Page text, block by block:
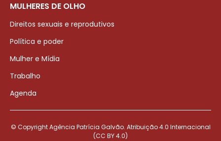
MULHERES DE OLHO
Direitos sexuais e reprodutivos
Política e poder
Mulher e Mídia
Trabalho
Agenda
© Copyright Agência Patrícia Galvão. Atribuição 4.0 Internacional
(CC BY 4.0)